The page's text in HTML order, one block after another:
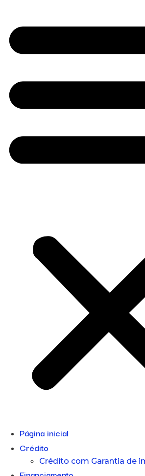
Página inicial
Crédito
Crédito com Garantia de